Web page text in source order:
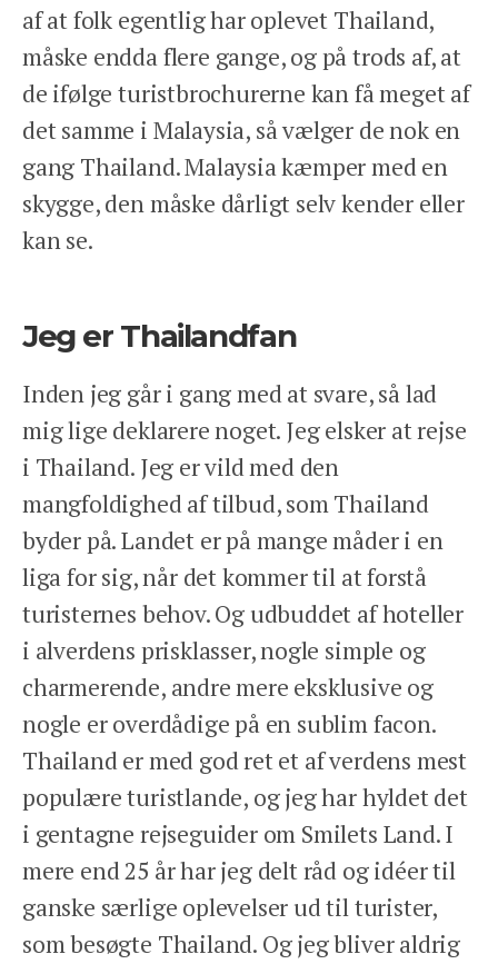
af at folk egentlig har oplevet Thailand,
måske endda flere gange, og på trods af, at
de ifølge turistbrochurerne kan få meget af
det samme i Malaysia, så vælger de nok en
gang Thailand. Malaysia kæmper med en
skygge, den måske dårligt selv kender eller
kan se.
Jeg er Thailandfan
Inden jeg går i gang med at svare, så lad
mig lige deklarere noget. Jeg elsker at rejse
i Thailand. Jeg er vild med den
mangfoldighed af tilbud, som Thailand
byder på. Landet er på mange måder i en
liga for sig, når det kommer til at forstå
turisternes behov. Og udbuddet af hoteller
i alverdens prisklasser, nogle simple og
charmerende, andre mere eksklusive og
nogle er overdådige på en sublim facon.
Thailand er med god ret et af verdens mest
populære turistlande, og jeg har hyldet det
i gentagne rejseguider om Smilets Land. I
mere end 25 år har jeg delt råd og idéer til
ganske særlige oplevelser ud til turister,
som besøgte Thailand. Og jeg bliver aldrig